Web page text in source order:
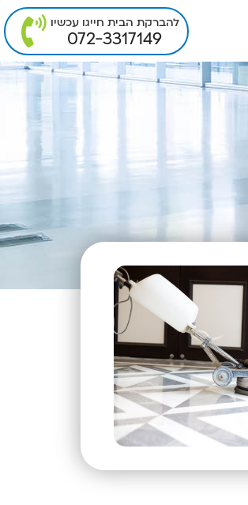
להברקת הבית חייגו עכשיו
072-3317149